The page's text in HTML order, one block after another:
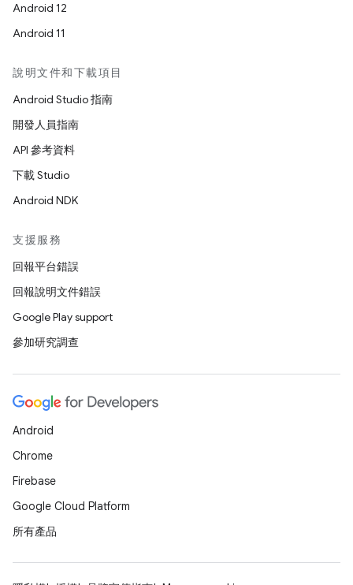
Android 12
Android 11
說明文件和下載項目
Android Studio 指南
開發人員指南
API 參考資料
下載 Studio
Android NDK
支援服務
回報平台錯誤
回報說明文件錯誤
Google Play support
參加研究調查
Android
Chrome
Firebase
Google Cloud Platform
所有產品